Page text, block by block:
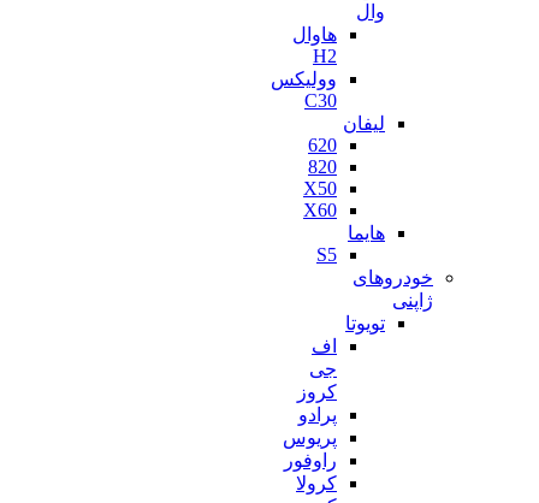
وال
هاوال
H2
وولیکس
C30
لیفان
620
820
X50
X60
هایما
S5
خودروهای
ژاپنی
تویوتا
اف
جی
کروز
پرادو
پریوس
راوفور
کرولا